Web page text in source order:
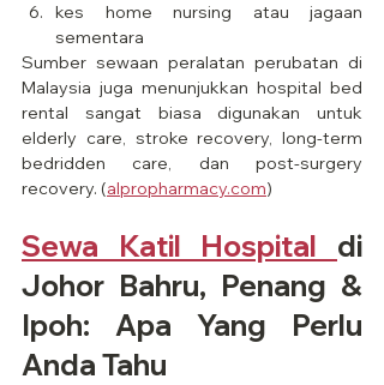
kes home nursing atau jagaan
sementara
Sumber sewaan peralatan perubatan di
Malaysia juga menunjukkan hospital bed
rental sangat biasa digunakan untuk
elderly care, stroke recovery, long-term
bedridden care, dan post-surgery
recovery. (alpropharmacy.com)
Sewa Katil Hospital di
Johor Bahru, Penang &
Ipoh: Apa Yang Perlu
Anda Tahu